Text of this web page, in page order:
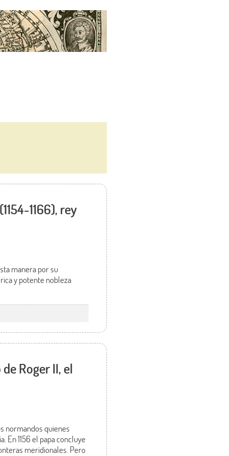
1166), rey
manera por su
y potente nobleza
Roger II, el
normandos quienes
En 1156 el papa concluye
meridionales. Pero